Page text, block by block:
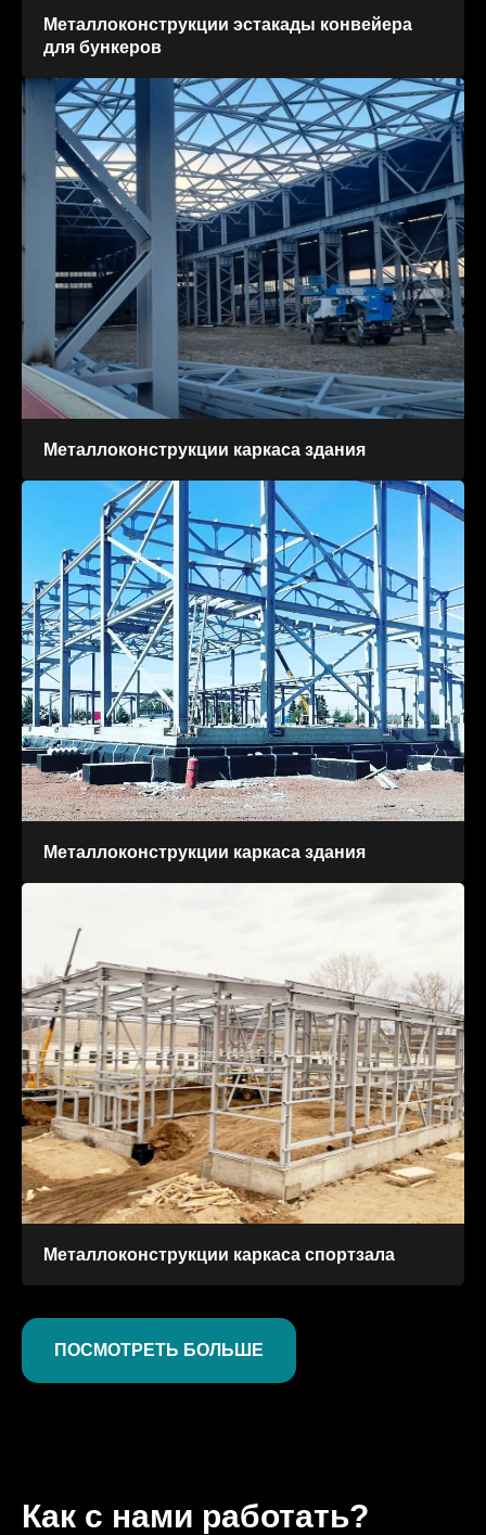
Металлоконструкции эстакады конвейера
для бункеров
Металлоконструкции каркаса здания
Металлоконструкции каркаса здания
Металлоконструкции каркаса спортзала
ПОСМОТРЕТЬ БОЛЬШЕ
Как с нами работать?